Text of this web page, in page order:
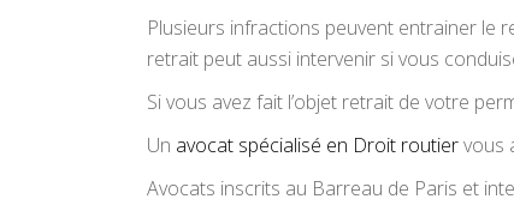
Plusieurs infractions peuvent entrainer le
retrait peut aussi intervenir si vous
Si vous avez fait l’objet retrait de votre
Un avocat spécialisé en Droit routiervous
Avocats inscrits au Barreau de Paris et